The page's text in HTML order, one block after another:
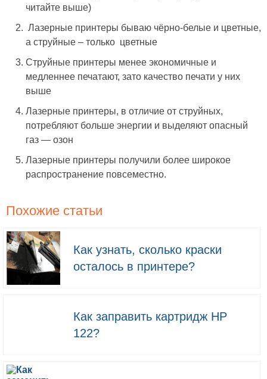
читайте выше)
Лазерные принтеры бываю чёрно-белые и цветные,
а струйные – только цветные
Струйные принтеры менее экономичные и
медленнее печатают, зато качество печати у них
выше
Лазерные принтеры, в отличие от струйных,
потребляют больше энергии и выделяют опасный
газ — озон
Лазерные принтеры получили более широкое
распространение повсеместно.
Похожие статьи
Как узнать, сколько краски
осталось в принтере?
Как заправить картридж HP
122?